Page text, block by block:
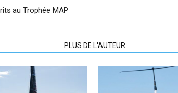
au Trophée MAP
PLUS DE L'AUTEUR